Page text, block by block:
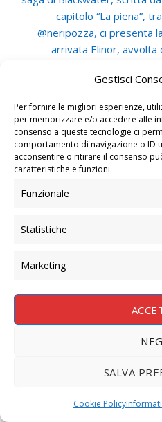
Gestisci
Per fornire le migliori esperienze,
per memorizzare e/o accedere alle
consenso a queste tecnologie ci
comportamento di navigazione o ID
acconsentire o ritirare il consenso
caratteristiche e funzioni.
Funzionale
Statistiche
Marketing
SALVA
Cookie Policy